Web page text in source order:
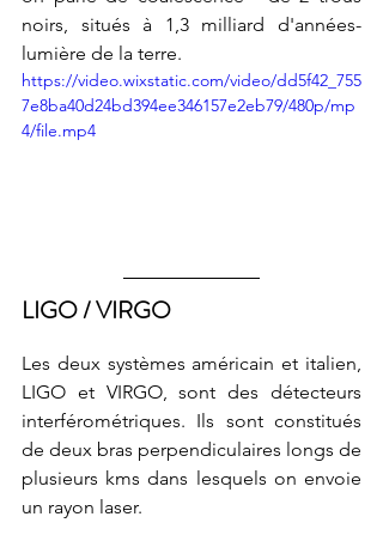
noirs, situés à 1,3 milliard d'années-
lumière de la terre.
https://video.wixstatic.com/video/dd5f42_755
7e8ba40d24bd394ee346157e2eb79/480p/mp
4/file.mp4
LIGO / VIRGO
Les deux systèmes américain et italien,
LIGO et VIRGO, sont des détecteurs
interférométriques. Ils sont constitués
de deux bras perpendiculaires longs de
plusieurs kms dans lesquels on envoie
un rayon laser.